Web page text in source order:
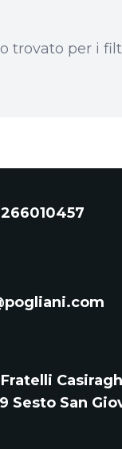
trovato per i
Sesto San